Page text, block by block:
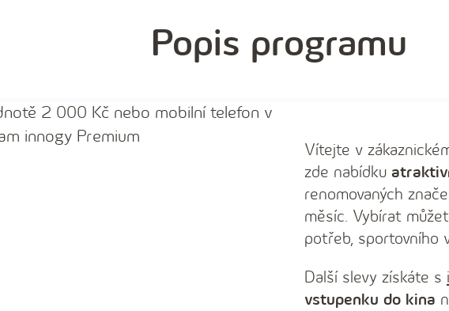
Popis programu
Vítejte v
zde nabídku
renomovaných
měsíc. Vybírat
potřeb, sportovního
Další slevy získáte s
vstupenku do kina